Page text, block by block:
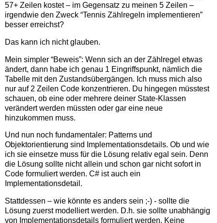
57+ Zeilen kostet – im Gegensatz zu meinen 5 Zeilen –
irgendwie den Zweck “Tennis Zählregeln implementieren”
besser erreichst?
Das kann ich nicht glauben.
Mein simpler “Beweis”: Wenn sich an der Zählregel etwas
ändert, dann habe ich genau 1 Eingriffspunkt, nämlich die
Tabelle mit den Zustandsübergängen. Ich muss mich also
nur auf 2 Zeilen Code konzentrieren. Du hingegen müsstest
schauen, ob eine oder mehrere deiner State-Klassen
verändert werden müssten oder gar eine neue
hinzukommen muss.
Und nun noch fundamentaler: Patterns und
Objektorientierung sind Implementationsdetails. Ob und wie
ich sie einsetze muss für die Lösung relativ egal sein. Denn
die Lösung sollte nicht allein und schon gar nicht sofort in
Code formuliert werden. C# ist auch ein
Implementationsdetail.
Stattdessen – wie könnte es anders sein ;-) - sollte die
Lösung zuerst modelliert werden. D.h. sie sollte unabhängig
von Implementationsdetails formuliert werden. Keine